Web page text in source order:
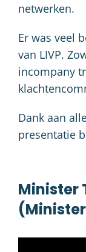
netwerken.
Er was veel
van LIVP.
incompany
Dank aan
presentatie
Minister